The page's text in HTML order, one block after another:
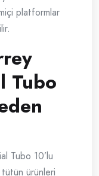
platformlar
Tubo
Tubo 10’lu
ürünleri